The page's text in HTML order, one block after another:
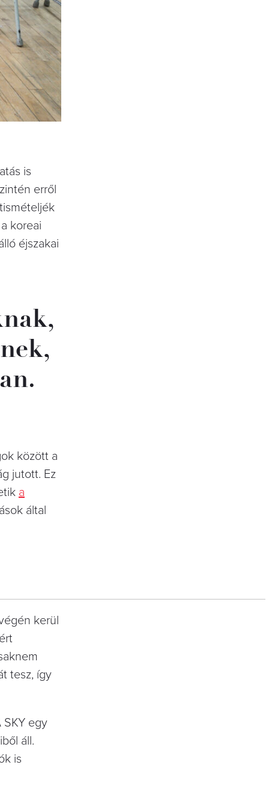
is
erről
koreai
éjszakai
között a
jutott. Ez
a
által
kerül
tesz, így
egy
áll.
is